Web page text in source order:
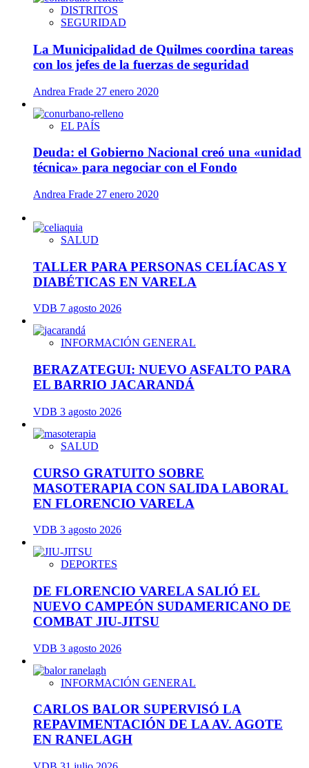
DISTRITOS
SEGURIDAD
La Municipalidad de Quilmes coordina tareas
con los jefes de la fuerzas de seguridad
Andrea Frade 27 enero 2020
EL PAÍS
Deuda: el Gobierno Nacional creó una «unidad
técnica» para negociar con el Fondo
Andrea Frade 27 enero 2020
SALUD
TALLER PARA PERSONAS CELÍACAS Y
DIABÉTICAS EN VARELA
VDB 7 agosto 2026
INFORMACIÓN GENERAL
BERAZATEGUI: NUEVO ASFALTO PARA
EL BARRIO JACARANDÁ
VDB 3 agosto 2026
SALUD
CURSO GRATUITO SOBRE
MASOTERAPIA CON SALIDA LABORAL
EN FLORENCIO VARELA
VDB 3 agosto 2026
DEPORTES
DE FLORENCIO VARELA SALIÓ EL
NUEVO CAMPEÓN SUDAMERICANO DE
COMBAT JIU-JITSU
VDB 3 agosto 2026
INFORMACIÓN GENERAL
CARLOS BALOR SUPERVISÓ LA
REPAVIMENTACIÓN DE LA AV. AGOTE
EN RANELAGH